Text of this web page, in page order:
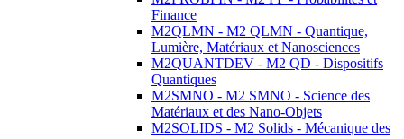
Finance
M2QLMN - M2 QLMN - Quantique,
Lumière, Matériaux et Nanosciences
M2QUANTDEV - M2 QD - Dispositifs
Quantiques
M2SMNO - M2 SMNO - Science des
Matériaux et des Nano-Objets
M2SOLIDS - M2 Solids - Mécanique des